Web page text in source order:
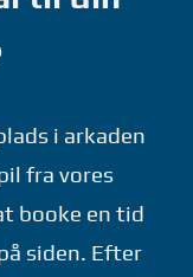
i arkaden
fra vores
booke en tid
siden. Efter